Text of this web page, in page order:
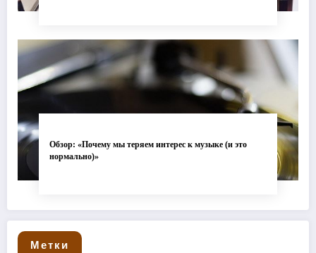
Обзор: «Почему мы теряем интерес к музыке (и это
нормально)»
Метки